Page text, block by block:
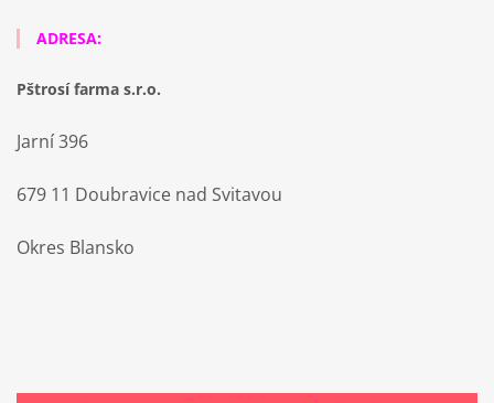
ADRESA:
Pštrosí farma s.r.o.
Jarní 396
679 11 Doubravice nad Svitavou
Okres Blansko